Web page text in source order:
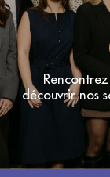
découvrir nos